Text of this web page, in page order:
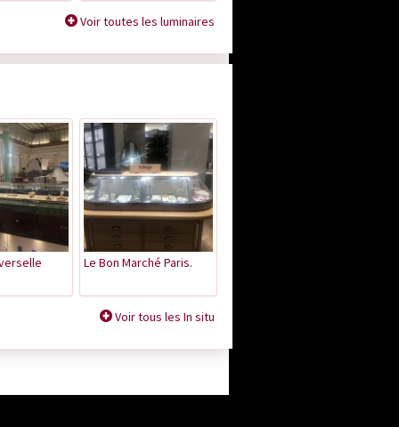
Voir toutes les luminaires
Le Bon Marché Paris.
Voir tous les In situ